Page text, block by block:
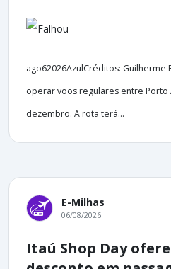
ago62026AzulCréditos: Guilherme
operar voos regulares entre
dezembro. A rota terá...
E-Milhas
06/08/2026
Itaú Shop Day